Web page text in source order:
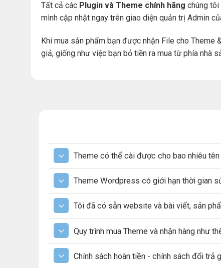
Tất cả các Plugin và Theme chính hãng chúng
mình cập nhật ngay trên giao diện quản trị Admin
Khi mua sản phẩm bạn được nhận File cho
giả, giống như việc bạn bỏ tiền ra mua từ phía nhà
Theme có thể cài được cho bao nhiêu
Theme Wordpress có giới hạn thời gian
Tôi đã có sẵn website và bài viết, sản
Quy trình mua Theme và nhận hàng như
Chính sách hoàn tiền - chính sách đổi trả